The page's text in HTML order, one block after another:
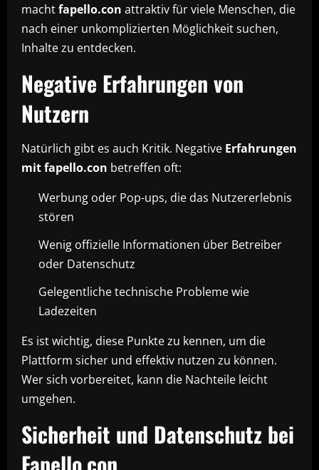
machtfapello.con attraktiv für viele Menschen, die
nach einer unkomplizierten Möglichkeit suchen,
Inhalte zu entdecken.
Negative Erfahrungen von
Nutzern
Natürlich gibt es auch Kritik. Negative Erfahrungen
mit fapello.con betreffen oft:
Werbung oder Pop-ups, die das Nutzererlebnis
stören
Wenig offizielle Informationen über Betreiber
oder Datenschutz
Gelegentliche technische Probleme wie
Ladezeiten
Es ist wichtig, diese Punkte zu kennen, um die
Plattform sicher und effektiv nutzen zu können.
Wer sich vorbereitet, kann die Nachteile leicht
umgehen.
Sicherheit und Datenschutz bei